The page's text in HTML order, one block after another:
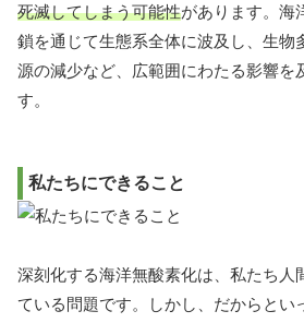
死滅してしまう可能性があります。海
鎖を通じて生態系全体に波及し、生物
源の減少など、広範囲にわたる影響を
す。
私たちにできること
深刻化する海洋無酸素化は、私たち人
ている問題です。しかし、だからとい